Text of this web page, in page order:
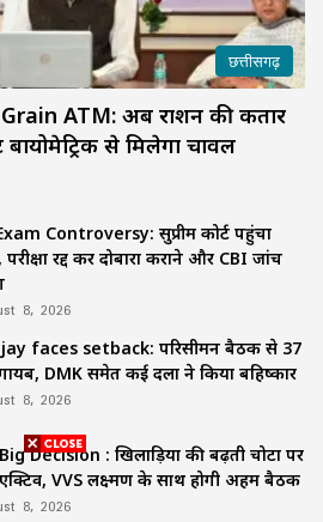
छत्तीसगढ़
ATM: अब राशन की कतार
से मिलेगा चावल
Controversy: सुप्रीम कोर्ट पहुंचा
परीक्षा रद्द कर दोबारा कराने और CBI जांच
8, 2026
faces setback: परिसीमन बैठक से 37
DMK समेत कई दलों ने किया बहिष्कार
8, 2026
Decision : खिलाड़ियों की बढ़ती चोटों पर
VVS लक्ष्मण के साथ होगी अहम बैठक
8, 2026